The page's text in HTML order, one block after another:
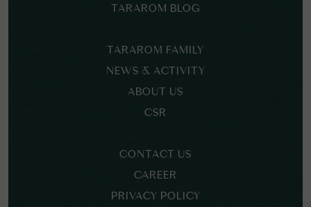
TARAROM BLOG
TARAROM FAMILY
NEWS & ACTIVITY
ABOUT US
CSR
CONTACT US
CAREER
PRIVACY POLICY